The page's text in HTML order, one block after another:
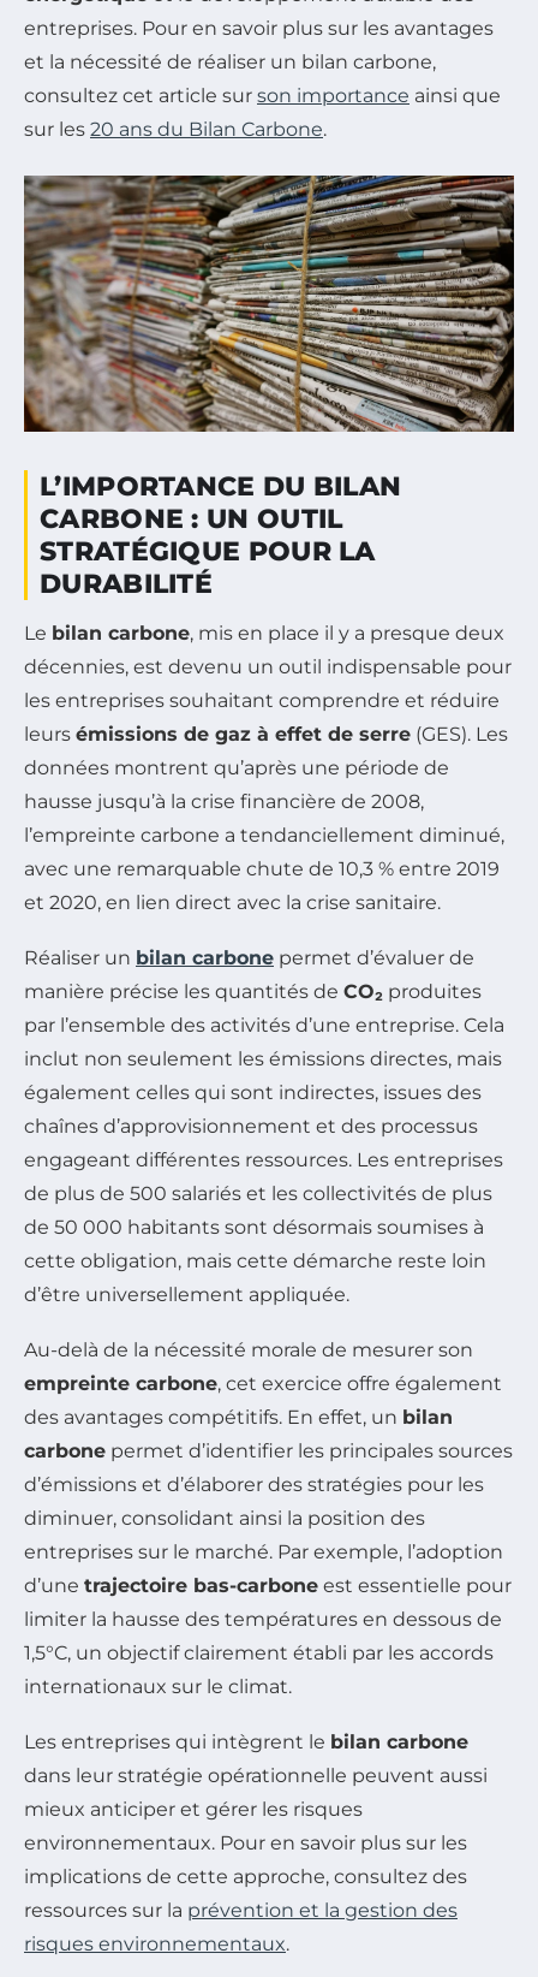
entreprises. Pour en savoir plus sur les avantages
et la nécessité de réaliser un bilan carbone,
consultez cet article sur son importance ainsi que
sur les 20 ans du Bilan Carbone.
L’IMPORTANCE DU BILAN
CARBONE : UN OUTIL
STRATÉGIQUE POUR LA
DURABILITÉ
Le bilan carbone, mis en place il y a presque deux
décennies, est devenu un outil indispensable pour
les entreprises souhaitant comprendre et réduire
leurs émissions de gaz à effet de serre (GES). Les
données montrent qu’après une période de
hausse jusqu’à la crise financière de 2008,
l’empreinte carbone a tendanciellement diminué,
avec une remarquable chute de 10,3 % entre 2019
et 2020, en lien direct avec la crise sanitaire.
Réaliser un bilan carbone permet d’évaluer de
manière précise les quantités de CO₂ produites
par l’ensemble des activités d’une entreprise. Cela
inclut non seulement les émissions directes, mais
également celles qui sont indirectes, issues des
chaînes d’approvisionnement et des processus
engageant différentes ressources. Les entreprises
de plus de 500 salariés et les collectivités de plus
de 50 000 habitants sont désormais soumises à
cette obligation, mais cette démarche reste loin
d’être universellement appliquée.
Au-delà de la nécessité morale de mesurer son
empreinte carbone, cet exercice offre également
des avantages compétitifs. En effet, un bilan
carbone permet d’identifier les principales sources
d’émissions et d’élaborer des stratégies pour les
diminuer, consolidant ainsi la position des
entreprises sur le marché. Par exemple, l’adoption
d’une trajectoire bas-carbone est essentielle pour
limiter la hausse des températures en dessous de
1,5°C, un objectif clairement établi par les accords
internationaux sur le climat.
Les entreprises qui intègrent le bilan carbone
dans leur stratégie opérationnelle peuvent aussi
mieux anticiper et gérer les risques
environnementaux. Pour en savoir plus sur les
implications de cette approche, consultez des
ressources sur la prévention et la gestion des
risques environnementaux.